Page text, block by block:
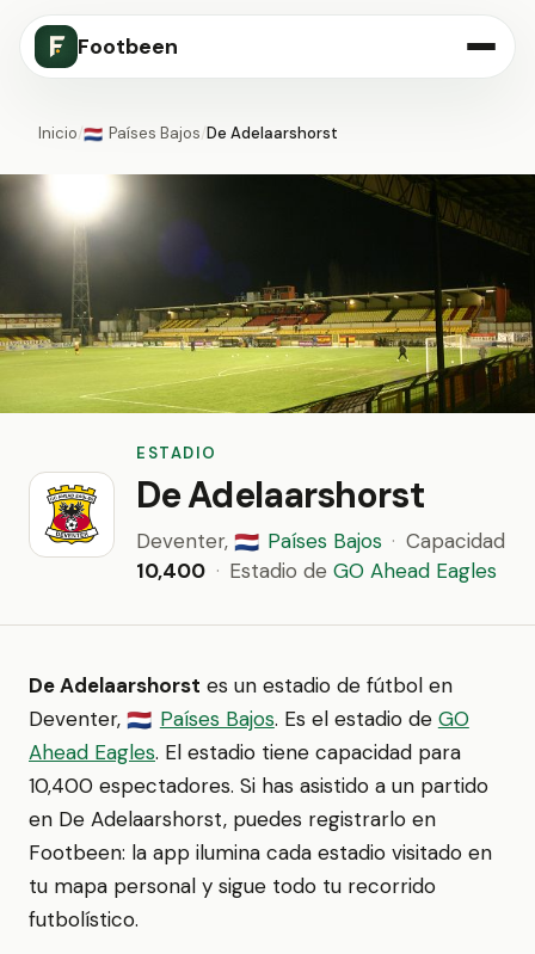
Footbeen
Inicio/🇳🇱 Países Bajos/De Adelaarshorst
ESTADIO
De Adelaarshorst
Deventer, 🇳🇱 Países Bajos · Capacidad
10,400 · Estadio de GO Ahead Eagles
De Adelaarshorst es un estadio de fútbol en
Deventer, 🇳🇱 Países Bajos. Es el estadio de GO
Ahead Eagles. El estadio tiene capacidad para
10,400 espectadores. Si has asistido a un partido
en De Adelaarshorst, puedes registrarlo en
Footbeen: la app ilumina cada estadio visitado en
tu mapa personal y sigue todo tu recorrido
futbolístico.